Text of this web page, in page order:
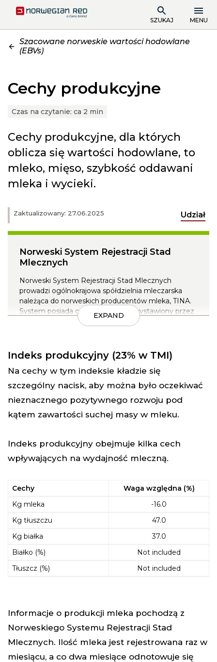
SZUKAJ MENU
Szacowane norweskie wartości hodowlane
(EBVs)
Cechy produkcyjne
Czas na czytanie: ca 2 min
Zaktualizowany: 27.06.2025 Udział
Cechy produkcyjne, dla których
oblicza się wartości hodowlane, to
mleko, mięso, szybkość oddawani
mleka i wycieki.
Indeks produkcyjny (23% w TMI)
Na cechy w tym indeksie kładzie się
szczególny nacisk, aby można było oczekiwać
nieznacznego pozytywnego rozwoju pod
kątem zawartości suchej masy w mleku.
Indeks produkcyjny obejmuje kilka cech
wpływających na wydajność mleczną.
Cechy
Waga względna (%)
Kg mleka
-16.0
Kg tłuszczu
47.0
Kg białka
37.0
Białko (%)
Not included
Tłuszcz (%)
Not included
Informacje o produkcji mleka pochodzą z
Norweskiego Systemu Rejestracji Stad
Mlecznych. Ilość mleka jest rejestrowana raz w
miesiącu, a co dwa miesiące odnotowuje się
Norweski System Rejestracji Stad
Mlecznych
Norweski System Rejestracji Stad Mlecznych
prowadzi ogólnokrajowa spółdzielnia mleczarska
należąca do norweskich producentów mleka, TINA.
System posiada certyfikat jakości wystawiony przez
Międzynarodowy Komitet ds. rejestracji zwierząt
Gromadzone dane pochodzą od niemal wszystkich
producentów mleka w Norwegii i rozległego zbioru
źródeł.
Więcej o Norweskim Systemie Rejestracji Stad
Mlecznych przeczytasz tutaj
EXPAND